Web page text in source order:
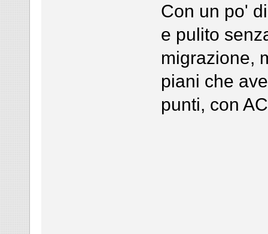
Con un po'
e pulito
migrazione,
piani che
punti, con